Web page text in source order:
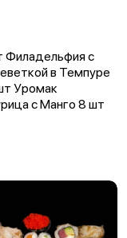
Филадельфия с
в Темпуре
Уромак
с Манго 8 шт